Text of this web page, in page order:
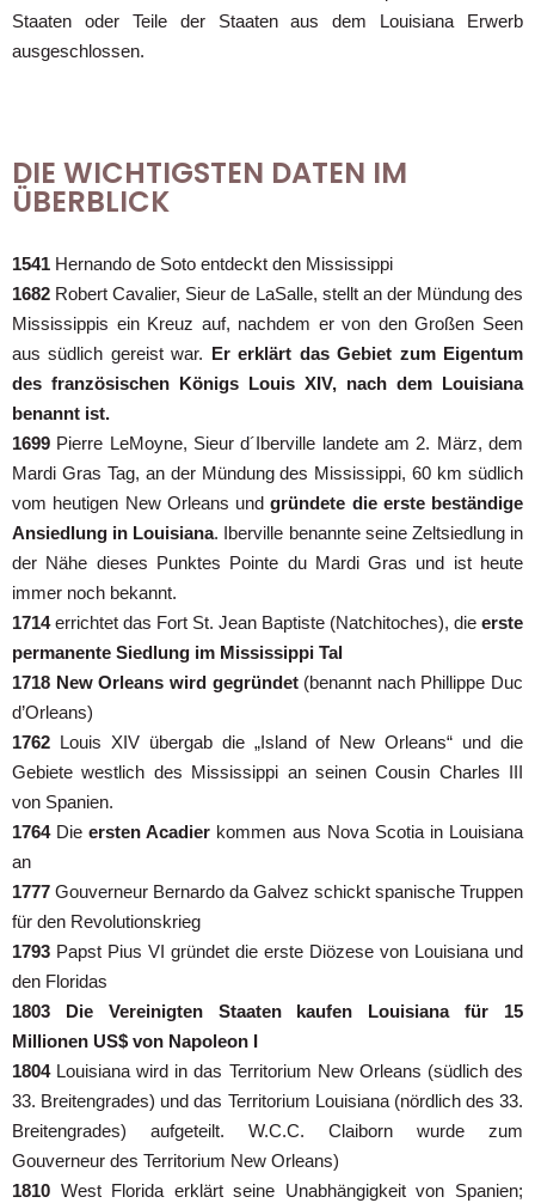
Staaten oder Teile der Staaten aus dem Louisiana Erwerb
ausgeschlossen.
DIE WICHTIGSTEN DATEN IM
ÜBERBLICK
1541 Hernando de Soto entdeckt den Mississippi
1682 Robert Cavalier, Sieur de LaSalle, stellt an der Mündung des
Mississippis ein Kreuz auf, nachdem er von den Großen Seen
aus südlich gereist war. Er erklärt das Gebiet zum Eigentum
des französischen Königs Louis XIV, nach dem Louisiana
benannt ist.
1699 Pierre LeMoyne, Sieur d´Iberville landete am 2. März, dem
Mardi Gras Tag, an der Mündung des Mississippi, 60 km südlich
vom heutigen New Orleans undgründete die erste beständige
Ansiedlung in Louisiana. Iberville benannte seine Zeltsiedlung in
der Nähe dieses Punktes Pointe du Mardi Gras und ist heute
immer noch bekannt.
1714errichtet das Fort St. Jean Baptiste (Natchitoches), die erste
permanente Siedlung im Mississippi Tal
1718 New Orleans wird gegründet(benannt nach Phillippe Duc
d’Orleans)
1762 Louis XIV übergab die „Island of New Orleans“ und die
Gebiete westlich des Mississippi an seinen Cousin Charles III
von Spanien.
1764Dieersten Acadier kommen aus Nova Scotia in Louisiana
an
1777 Gouverneur Bernardo da Galvez schickt spanische Truppen
für den Revolutionskrieg
1793 Papst Pius VI gründet die erste Diözese von Louisiana und
den Floridas
1803
Die Vereinigten Staaten kaufen Louisiana für 15
Millionen US$ von Napoleon I
1804Louisiana wird in das Territorium New Orleans (südlich des
33. Breitengrades) und das Territorium Louisiana (nördlich des 33.
Breitengrades) aufgeteilt. W.C.C. Claiborn wurde zum
Gouverneur des Territorium New Orleans)
1810 West Florida erklärt seine Unabhängigkeit von Spanien;